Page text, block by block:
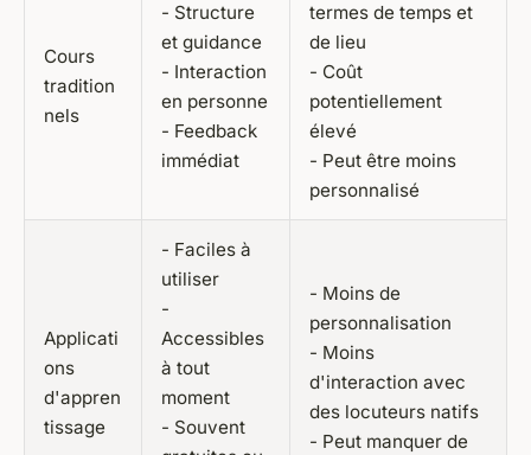
Cours
tradition
nels
- Structure
et guidance
- Interaction
en personne
- Feedback
immédiat
termes de temps et
de lieu
- Coût
potentiellement
élevé
- Peut être moins
personnalisé
Applicati
ons
d'appren
tissage
- Faciles à
utiliser
-
Accessibles
à tout
moment
- Souvent
- Moins de
personnalisation
- Moins
d'interaction avec
des locuteurs natifs
- Peut manquer de